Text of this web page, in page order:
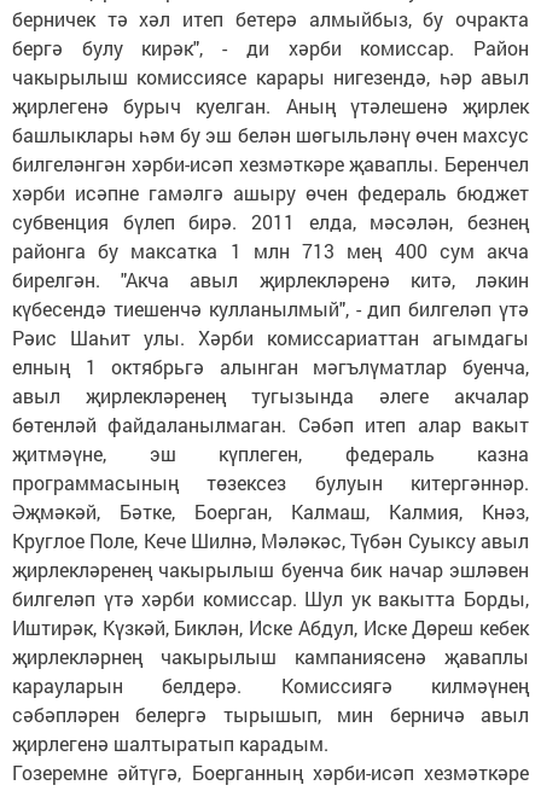
берничек тә хәл итеп бетерә алмыйбыз, бу очракта
бергә булу кирәк", - ди хәрби комиссар. Район
чакырылыш комиссиясе карары нигезендә, һәр авыл
җирлегенә бурыч куелган. Аның үтәлешенә җирлек
башлыклары һәм бу эш белән шөгыльләнү өчен махсус
билгеләнгән хәрби-исәп хезмәткәре җаваплы. Беренчел
хәрби исәпне гамәлгә ашыру өчен федераль бюджет
субвенция бүлеп бирә. 2011 елда, мәсәлән, безнең
районга бу максатка 1 млн 713 мең 400 сум акча
бирелгән. "Акча авыл җирлекләренә китә, ләкин
күбесендә тиешенчә кулланылмый", - дип билгеләп үтә
Рәис Шаһит улы. Хәрби комиссариаттан агымдагы
елның 1 октябрьгә алынган мәгълүматлар буенча,
авыл җирлекләренең тугызында әлеге акчалар
бөтенләй файдаланылмаган. Сәбәп итеп алар вакыт
җитмәүне, эш күплеген, федераль казна
программасының төзексез булуын китергәннәр.
Әҗмәкәй, Бәтке, Боерган, Калмаш, Калмия, Кнәз,
Круглое Поле, Кече Шилнә, Мәләкәс, Түбән Суыксу авыл
җирлекләренең чакырылыш буенча бик начар эшләвен
билгеләп үтә хәрби комиссар. Шул ук вакытта Борды,
Иштирәк, Күзкәй, Биклән, Иске Абдул, Иске Дөреш кебек
җирлекләрнең чакырылыш кампаниясенә җаваплы
карауларын белдерә. Комиссиягә килмәүнең
сәбәпләрен белергә тырышып, мин берничә авыл
җирлегенә шалтыратып карадым.
Гозеремне әйтүгә, Боерганның хәрби-исәп хезмәткәре